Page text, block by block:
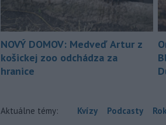
NOVÝ DOMOV: Medveď Artur z
košickej zoo odchádza za
hranice
Aktuálne témy: Kvízy Podcasty